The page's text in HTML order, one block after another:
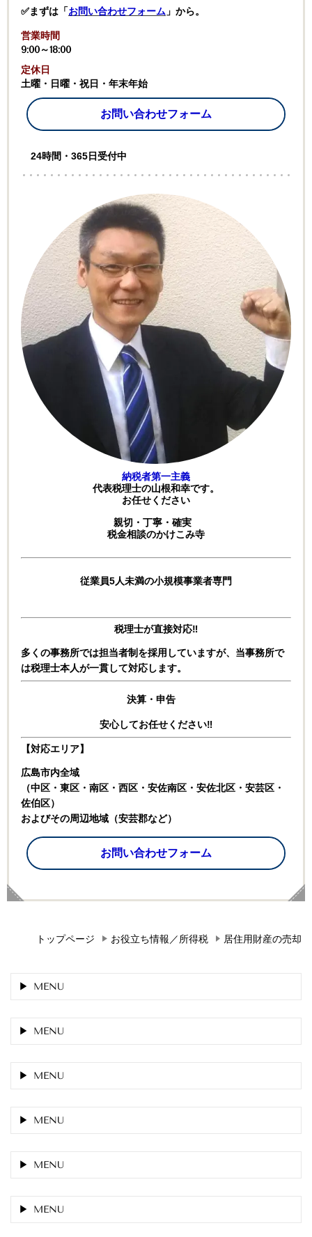
✅まずは「お問い合わせフォーム 」から。
営業時間
9:00～18:00
定休日
土曜・日曜・祝日・年末年始
お問い合わせフォーム
24時間・365日受付中
納税者第一主義
代表税理士の山根和幸です。
お任せください
親切・丁寧・確実
税金相談のかけこみ寺
従業員5人未満の小規模事業者専門
税理士が直接対応‼
多くの事務所では担当者制を採用していますが、 当事務所で
は税理士本人が一貫して対応します。
決算・申告
安心してお任せください‼
【対応エリア】
広島市内全域
（中区・東区・南区・西区・安佐南区・安佐北区・安芸区・
佐伯区）
およびその周辺地域（安芸郡など）
お問い合わせフォーム
トップページ お役立ち情報／所得税 居住用財産の売却
MENU
MENU
MENU
MENU
MENU
MENU